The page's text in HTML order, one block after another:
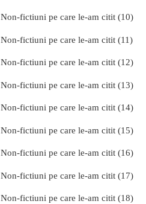
Non-fictiuni pe care le-am citit (10)
Non-fictiuni pe care le-am citit (11)
Non-fictiuni pe care le-am citit (12)
Non-fictiuni pe care le-am citit (13)
Non-fictiuni pe care le-am citit (14)
Non-fictiuni pe care le-am citit (15)
Non-fictiuni pe care le-am citit (16)
Non-fictiuni pe care le-am citit (17)
Non-fictiuni pe care le-am citit (18)